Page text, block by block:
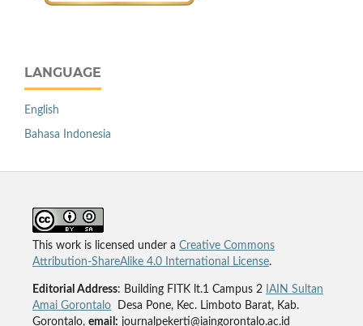
LANGUAGE
English
Bahasa Indonesia
This work is licensed under a Creative Commons
Attribution-ShareAlike 4.0 International License.
Editorial Address: Building FITK lt.1 Campus 2
IAIN Sultan
Amai GorontaloDesa Pone, Kec. Limboto Barat, Kab.
Gorontalo, email: journalpekerti@iaingorontalo.ac.id